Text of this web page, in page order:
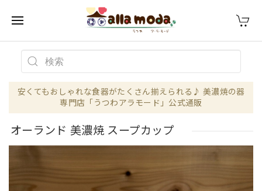
安くてもおしゃれな食器がたくさん揃えられる♪ 美濃焼の器
専門店「うつわアラモード」公式通販
オーランド 美濃焼 スープカップ